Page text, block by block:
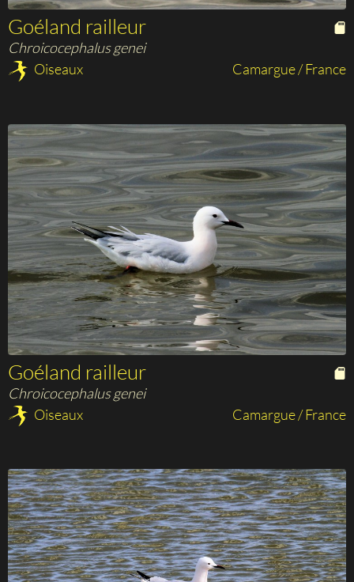
Goéland railleur
Chroicocephalus genei
Oiseaux
Camargue / France
Goéland railleur
Chroicocephalus genei
Oiseaux
Camargue / France